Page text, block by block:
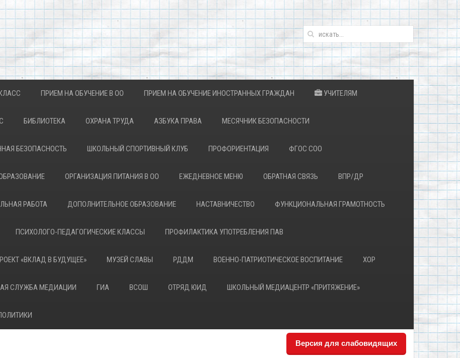
ПРИЕМ НА ОБУЧЕНИЕ В ОО ПРИЕМ НА ОБУЧЕНИЕ ИНОСТРАННЫХ ГРАЖДАН УЧИТЕЛЯМ
БИБЛИОТЕКА ОХРАНА ТРУДА АЗБУКА ПРАВА МЕСЯЧНИК БЕЗОПАСНОСТИ
БЕЗОПАСНОСТЬ ШКОЛЬНЫЙ СПОРТИВНЫЙ КЛУБ ПРОФОРИЕНТАЦИЯ ФГОС СОО
ОРГАНИЗАЦИЯ ПИТАНИЯ В ОО ЕЖЕДНЕВНОЕ МЕНЮ ОБРАТНАЯ СВЯЗЬ ВПР/ДР
РАБОТА ДОПОЛНИТЕЛЬНОЕ ОБРАЗОВАНИЕ НАСТАВНИЧЕСТВО ФУНКЦИОНАЛЬНАЯ ГРАМОТНОСТЬ
ПСИХОЛОГО-ПЕДАГОГИЧЕСКИЕ КЛАССЫ ПРОФИЛАКТИКА УПОТРЕБЛЕНИЯ ПАВ
«ВКЛАД В БУДУЩЕЕ» МУЗЕЙ СЛАВЫ РДДМ ВОЕННО-ПАТРИОТИЧЕСКОЕ ВОСПИТАНИЕ ХОР
СЛУЖБА МЕДИАЦИИ ГИА ВСОШ ОТРЯД ЮИД ШКОЛЬНЫЙ МЕДИАЦЕНТР «ПРИТЯЖЕНИЕ»
Версия для слабовидящих